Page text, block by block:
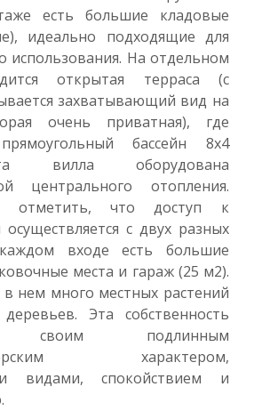
есть большие кладовые
идеально подходящие для
использования. На отдельном
открытая терраса (с
захватывающий вид на
очень приватная), где
бассейн 8x4
вилла оборудована
центрального отопления.
отметить, что доступ к
осуществляется с двух разных
входе есть большие
места и гараж (25 м2).
нем много местных растений
Эта собственность
своим подлинным
характером,
видами, спокойствием и